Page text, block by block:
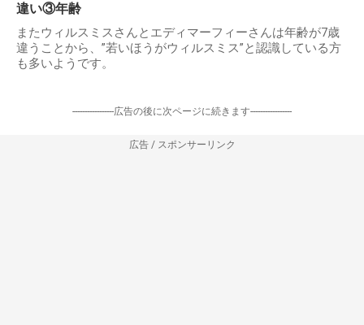
違い③年齢
またウィルスミスさんとエディマーフィーさんは年齢が7歳
違うことから、”若いほうがウィルスミス”と認識している方
も多いようです。
-----------------広告の後に次ページに続きます-----------------
広告 / スポンサーリンク